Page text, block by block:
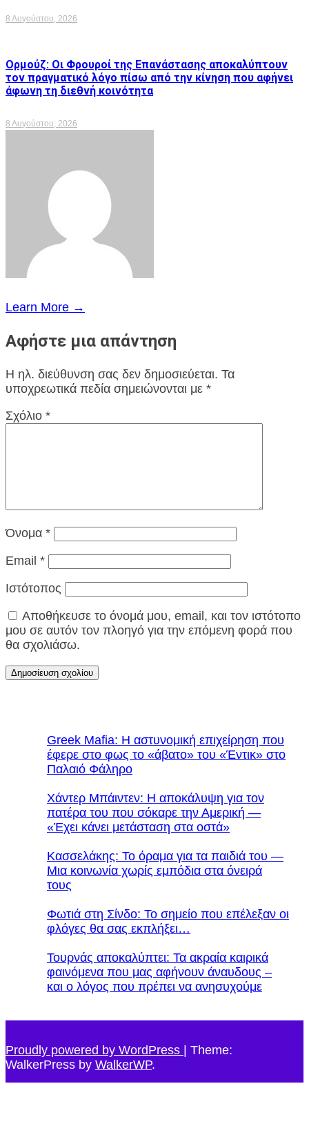
8 Αυγούστου, 2026
Ορμούζ: Οι Φρουροί της Επανάστασης αποκαλύπτουν
τον πραγματικό λόγο πίσω από την κίνηση που αφήνει
άφωνη τη διεθνή κοινότητα
8 Αυγούστου, 2026
Learn More →
Αφήστε μια απάντηση
Η ηλ. διεύθυνση σας δεν δημοσιεύεται. Τα
υποχρεωτικά πεδία σημειώνονται με *
Σχόλιο *
Όνομα *
Email *
Ιστότοπος
Αποθήκευσε το όνομά μου, email, και τον ιστότοπο
μου σε αυτόν τον πλοηγό για την επόμενη φορά που
θα σχολιάσω.
Greek Mafia: Η αστυνομική επιχείρηση που
έφερε στο φως το «άβατο» του «Έντικ» στο
Παλαιό Φάληρο
Χάντερ Μπάιντεν: Η αποκάλυψη για τον
πατέρα του που σόκαρε την Αμερική —
«Έχει κάνει μετάσταση στα οστά»
Κασσελάκης: Το όραμα για τα παιδιά του —
Μια κοινωνία χωρίς εμπόδια στα όνειρά
τους
Φωτιά στη Σίνδο: Το σημείο που επέλεξαν οι
φλόγες θα σας εκπλήξει…
Τουρνάς αποκαλύπτει: Τα ακραία καιρικά
φαινόμενα που μας αφήνουν άναυδους –
και ο λόγος που πρέπει να ανησυχούμε
Proudly powered by WordPress | Theme:
WalkerPress by WalkerWP.